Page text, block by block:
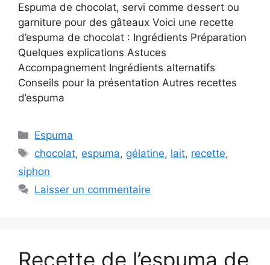
Espuma de chocolat, servi comme dessert ou
garniture pour des gâteaux Voici une recette
d’espuma de chocolat : Ingrédients Préparation
Quelques explications Astuces
Accompagnement Ingrédients alternatifs
Conseils pour la présentation Autres recettes
d’espuma
Catégories
Espuma
Étiquettes
chocolat, espuma, gélatine, lait, recette,
siphon
Laisser un commentaire
Recette de l’espuma de